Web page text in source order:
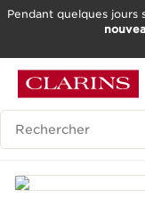
ALLER AU
OUTIL
Pendant quelques jours
Historique des recherches